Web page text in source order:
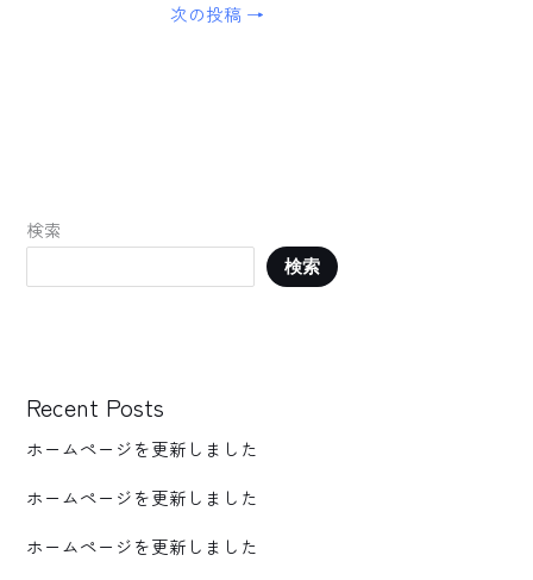
次の投稿 →
検索
検索
Recent Posts
ホームページを更新しました
ホームページを更新しました
ホームページを更新しました